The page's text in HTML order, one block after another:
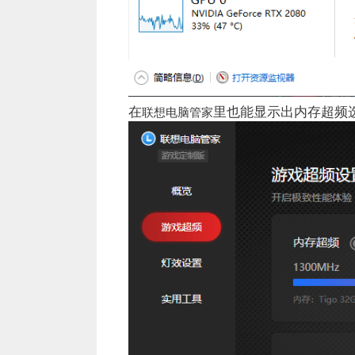
在联想电脑管家里也能显示出内存超频